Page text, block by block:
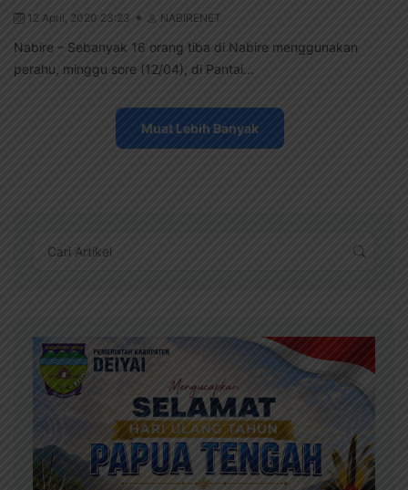
12 April, 2020 23:23 NABIRENET
Nabire – Sebanyak 16 orang tiba di Nabire menggunakan
perahu, minggu sore (12/04), di Pantai...
Muat Lebih Banyak